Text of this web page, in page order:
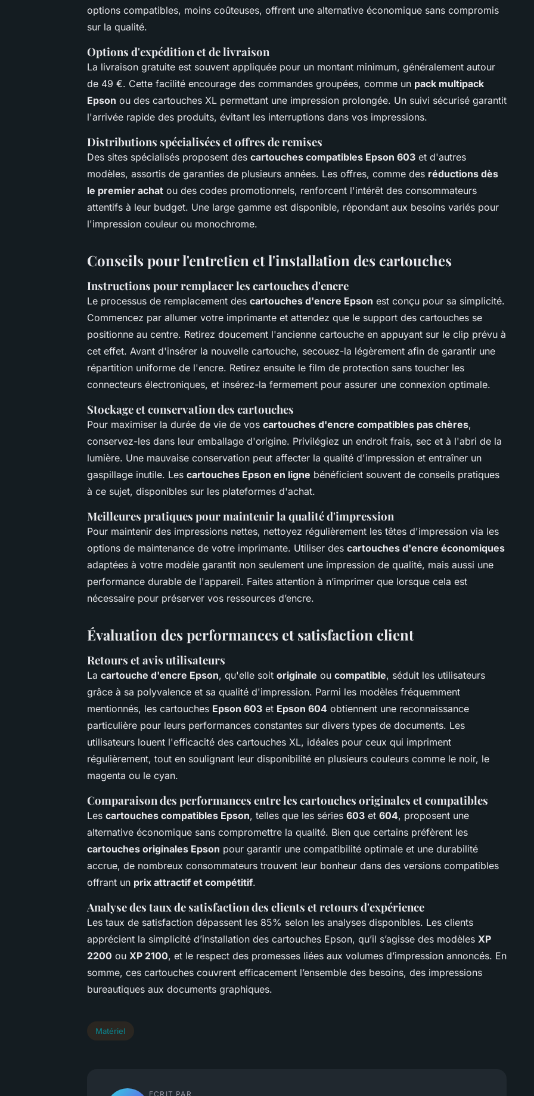
options compatibles, moins coûteuses, offrent une alternative économique sans compromis
sur la qualité.
Options d'expédition et de livraison
La livraison gratuite est souvent appliquée pour un montant minimum, généralement autour
de 49 €. Cette facilité encourage des commandes groupées, comme un pack multipack
Epson ou des cartouches XL permettant une impression prolongée. Un suivi sécurisé garantit
l'arrivée rapide des produits, évitant les interruptions dans vos impressions.
Distributions spécialisées et offres de remises
Des sites spécialisés proposent des cartouches compatibles Epson 603 et d'autres
modèles, assortis de garanties de plusieurs années. Les offres, comme des réductions dès
le premier achat ou des codes promotionnels, renforcent l'intérêt des consommateurs
attentifs à leur budget. Une large gamme est disponible, répondant aux besoins variés pour
l'impression couleur ou monochrome.
Conseils pour l'entretien et l'installation des cartouches
Instructions pour remplacer les cartouches d'encre
Le processus de remplacement des cartouches d'encre Epson est conçu pour sa simplicité.
Commencez par allumer votre imprimante et attendez que le support des cartouches se
positionne au centre. Retirez doucement l'ancienne cartouche en appuyant sur le clip prévu à
cet effet. Avant d'insérer la nouvelle cartouche, secouez-la légèrement afin de garantir une
répartition uniforme de l'encre. Retirez ensuite le film de protection sans toucher les
connecteurs électroniques, et insérez-la fermement pour assurer une connexion optimale.
Stockage et conservation des cartouches
Pour maximiser la durée de vie de vos cartouches d'encre compatibles pas chères,
conservez-les dans leur emballage d'origine. Privilégiez un endroit frais, sec et à l'abri de la
lumière. Une mauvaise conservation peut affecter la qualité d'impression et entraîner un
gaspillage inutile. Les cartouches Epson en ligne bénéficient souvent de conseils pratiques
à ce sujet, disponibles sur les plateformes d'achat.
Meilleures pratiques pour maintenir la qualité d'impression
Pour maintenir des impressions nettes, nettoyez régulièrement les têtes d'impression via les
options de maintenance de votre imprimante. Utiliser des cartouches d'encre économiques
adaptées à votre modèle garantit non seulement une impression de qualité, mais aussi une
performance durable de l'appareil. Faites attention à n’imprimer que lorsque cela est
nécessaire pour préserver vos ressources d’encre.
Évaluation des performances et satisfaction client
Retours et avis utilisateurs
La cartouche d'encre Epson, qu'elle soit originale ou compatible, séduit les utilisateurs
grâce à sa polyvalence et sa qualité d'impression. Parmi les modèles fréquemment
mentionnés, les cartouches Epson 603 et Epson 604 obtiennent une reconnaissance
particulière pour leurs performances constantes sur divers types de documents. Les
utilisateurs louent l'efficacité des cartouches XL, idéales pour ceux qui impriment
régulièrement, tout en soulignant leur disponibilité en plusieurs couleurs comme le noir, le
magenta ou le cyan.
Comparaison des performances entre les cartouches originales et compatibles
Les cartouches compatibles Epson, telles que les séries 603 et 604, proposent une
alternative économique sans compromettre la qualité. Bien que certains préfèrent les
cartouches originales Epson pour garantir une compatibilité optimale et une durabilité
accrue, de nombreux consommateurs trouvent leur bonheur dans des versions compatibles
offrant un prix attractif et compétitif.
Analyse des taux de satisfaction des clients et retours d'expérience
Les taux de satisfaction dépassent les 85% selon les analyses disponibles. Les clients
apprécient la simplicité d’installation des cartouches Epson, qu’il s’agisse des modèles XP
2200 ou XP 2100, et le respect des promesses liées aux volumes d’impression annoncés. En
somme, ces cartouches couvrent efficacement l’ensemble des besoins, des impressions
bureautiques aux documents graphiques.
Matériel
ECRIT PAR